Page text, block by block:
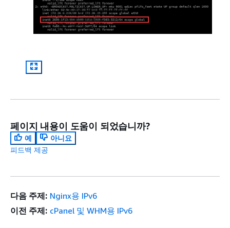
페이지 내용이 도움이 되었습니까?
예
아니요
피드백 제공
다음 주제: Nginx용 IPv6
이전 주제: cPanel 및 WHM용 IPv6